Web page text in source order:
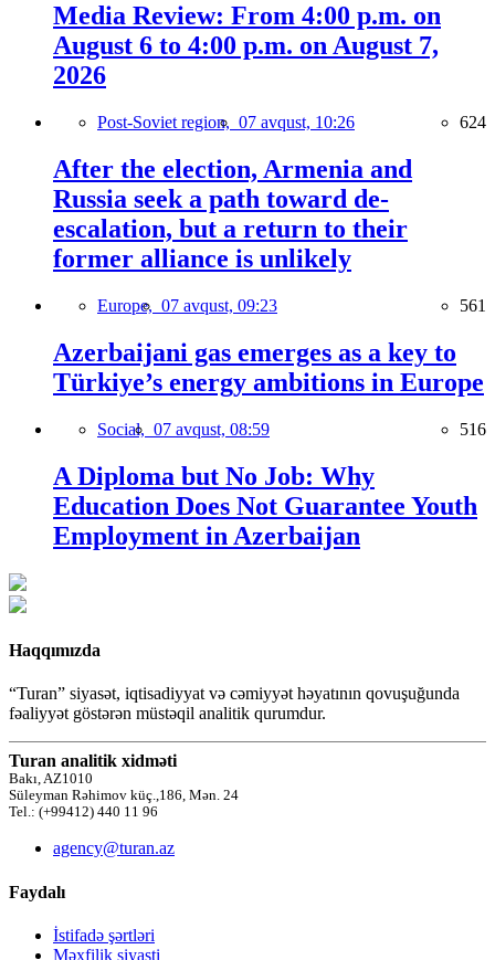
Media Review: From 4:00 p.m. on
August 6 to 4:00 p.m. on August 7,
2026
Post-Soviet region, 07 avqust, 10:26 624
After the election, Armenia and
Russia seek a path toward de-
escalation, but a return to their
former alliance is unlikely
Europe, 07 avqust, 09:23 561
Azerbaijani gas emerges as a key to
Türkiye’s energy ambitions in Europe
Social, 07 avqust, 08:59 516
A Diploma but No Job: Why
Education Does Not Guarantee Youth
Employment in Azerbaijan
Haqqımızda
“Turan” siyasət, iqtisadiyyat və cəmiyyət həyatının qovuşuğunda
fəaliyyət göstərən müstəqil analitik qurumdur.
Turan analitik xidməti
Bakı, AZ1010
Süleyman Rəhimov küç.,186, Mən. 24
Tel.: (+99412) 440 11 96
agency@turan.az
Faydalı
İstifadə şərtləri
Məxfilik siyasti